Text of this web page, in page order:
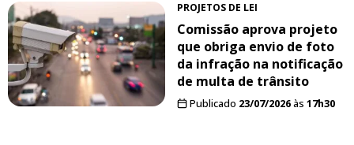
PROJETOS DE LEI
Comissão aprova projeto
que obriga envio de foto
da infração na notificação
de multa de trânsito
Publicado 23/07/2026às 17h30